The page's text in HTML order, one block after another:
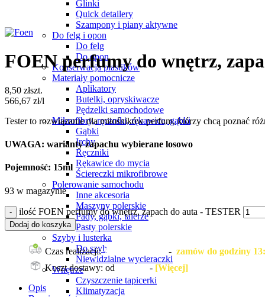
Glinki
Quick detailery
Szampony i piany aktywne
Do felg i opon
Do felg
Do opon
Konserwacja plastików
Materiały pomocnicze
Aplikatory
Butelki, opryskiwacze
Pędzelki samochodowe
Mikrofibry, ręczniki, rękawice, gąbki
Gąbki
Irchy
Ręczniki
Rękawice do mycia
Ściereczki mikrofibrowe
Polerowanie samochodu
Inne akcesoria
Maszyny polerskie
Pady, gąbki, talerze
Pasty polerskie
Szyby i lusterka
Do szyb
Niewidzialne wycieraczki
Wnętrze
Czyszczenie tapicerki
Klimatyzacja
Kliknij, aby powiększyć
FOEN perfumy do wnętrz,
8,50 złszt.
566,67 zł/l
Tester to rozwiązanie dla miłośników perfum, którzy chcą poznać
UWAGA: warianty zapachu wybierane losowo
Pojemność: 15ml
93 w magazynie
ilość FOEN perfumy do wnętrz, zapach do auta - TESTER
Dodaj do koszyka
Czas realizacji:1 dzień roboczy - zamów do godziny
Koszt dostawy: od
- [Więcej]
Opis